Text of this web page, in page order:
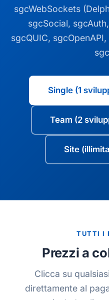
sgcWebSockets
sgcSocial,
sgcQUIC,
Single (1
Team (2
Site
TUTTI I
Prezzi a
Clicca su
direttamente al